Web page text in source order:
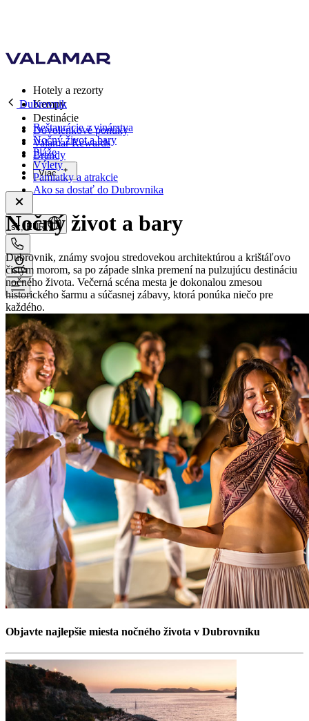
Hotely a rezorty
Kempy
Destinácie
Dovolenkové ponuky
Valamar Rewards
Brandy
Viac
sk, EUR
Dubrovnik
Reštaurácie a vinárstva
Nočný život a bary
Pláže
Výlety
Pamiatky a atrakcie
Ako sa dostať do Dubrovnika
Nočný život a bary
Dubrovnik, známy svojou stredovekou architektúrou a krištáľovo
čistým morom, sa po západe slnka premení na pulzujúcu destináciu
nočného života. Večerná scéna mesta je dokonalou zmesou
historického šarmu a súčasnej zábavy, ktorá ponúka niečo pre
každého.
Objavte najlepšie miesta nočného života v Dubrovníku